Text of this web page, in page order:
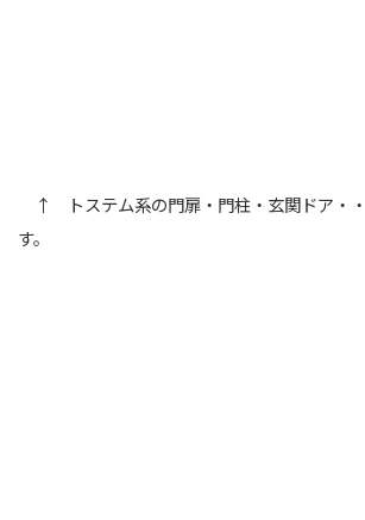
↑ トステム系の門扉・門柱・玄関ドア・
す。